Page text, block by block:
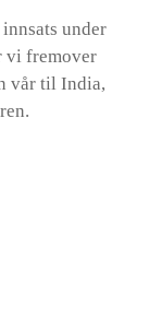
under
vi fremover
vår til India,